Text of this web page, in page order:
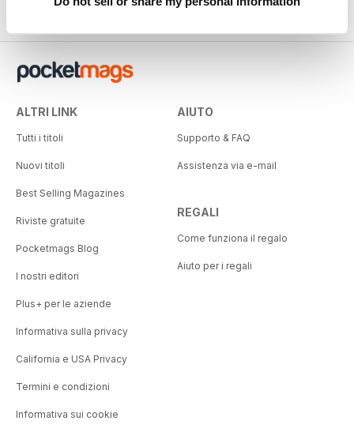
ALTRI LINK
Tutti i titoli
Nuovi titoli
Best Selling Magazines
Riviste gratuite
Pocketmags Blog
I nostri editori
Plus+ per le aziende
Informativa sulla privacy
California e USA Privacy
Termini e condizioni
Informativa sui cookie
AIUTO
Supporto & FAQ
Assistenza via e-mail
REGALI
Come funziona il regalo
Aiuto per i regali